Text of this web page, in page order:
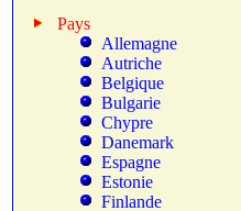
Pays
Allemagne
Autriche
Belgique
Bulgarie
Chypre
Danemark
Espagne
Estonie
Finlande